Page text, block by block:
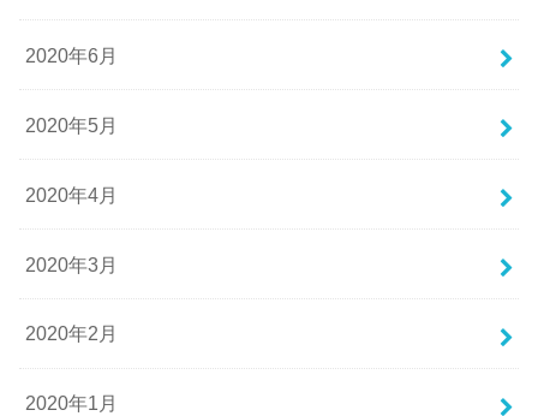
2020年6月
2020年5月
2020年4月
2020年3月
2020年2月
2020年1月